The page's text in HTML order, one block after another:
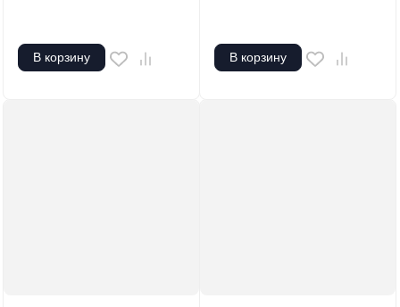
В корзину В корзину